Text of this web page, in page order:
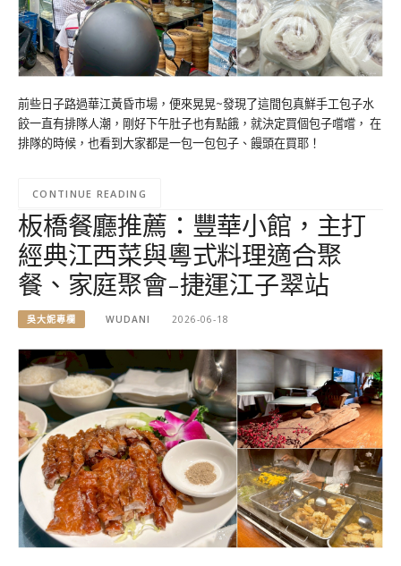
前些日子路過華江黃昏市場，便來晃晃~發現了這間包真鮮手工包子水
餃一直有排隊人潮，剛好下午肚子也有點餓，就決定買個包子嚐嚐， 在
排隊的時候，也看到大家都是一包一包包子、饅頭在買耶！
CONTINUE READING
板橋餐廳推薦：豐華小館，主打
經典江西菜與粵式料理適合聚
餐、家庭聚會-捷運江子翠站
吳大妮專欄 WUDANI 2026-06-18